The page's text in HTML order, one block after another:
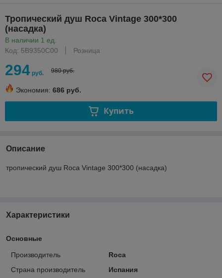
Тропический душ Roca Vintage 300*300
(насадка)
В наличии 1 ед.
Код: 5В9350С00
Розница
294 руб. 980 руб.
Экономия: 686 руб.
Купить
Описание
тропический душ Roca Vintage 300*300 (насадка)
Характеристики
Основные
Производитель
Roca
Страна производитель
Испания